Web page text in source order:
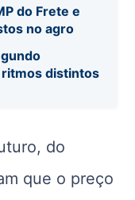
do Frete e
no agro
distintos
do
que o preço